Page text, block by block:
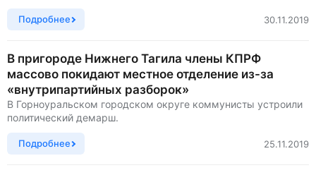
Подробнее 30.11.2019
В пригороде Нижнего Тагила члены КПРФ
массово покидают местное отделение из-за
«внутрипартийных разборок»
В Горноуральском городском округе коммунисты устроили
политический демарш.
Подробнее 25.11.2019